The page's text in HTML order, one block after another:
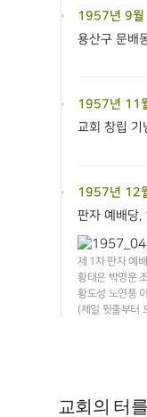
1957년 9월
용산구 문배
1957년 11
교회 창립
1957년 12
판자 예배당,
제 1차 판자 예
황태은 박영문
황도성 노연풍
(제일 뒷줄부터
교회의 터